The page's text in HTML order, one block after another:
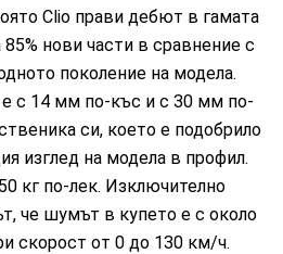
Clio прави дебют в гамата
нови части в сравнение с
поколение на модела.
с 14 мм по-къс и с 30 мм по-
си, което е подобрило
изглед на модела в профил.
кг по-лек. Изключително
че шумът в купето е с около
скорост от 0 до 130 км/ч.